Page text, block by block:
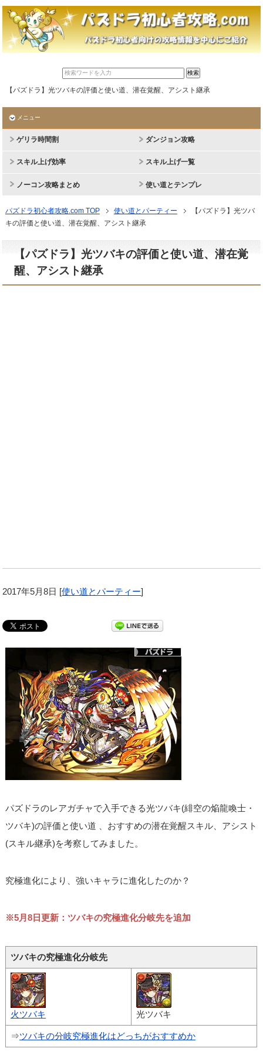
【パズドラ】光ツバキの評価と使い道、潜在覚醒、アシスト継承
メニュー
ゲリラ時間割 ダンジョン攻略
スキル上げ効率 スキル上げ一覧
ノーコン攻略まとめ 使い道とテンプレ
パズドラ初心者攻略.com TOP 使い道とパーティー
【パズドラ】光ツバ
キの評価と使い道、潜在覚醒、アシスト継承
【パズドラ】光ツバキの評価と使い道、潜在覚
醒、アシスト継承
2017年5月8日 [使い道とパーティー]
パズドラのレアガチャで入手できる光ツバキ(緋空の焔龍喚士・
ツバキ)の評価と使い道 、おすすめの潜在覚醒スキル、アシスト
(スキル継承)を考察してみました。
究極進化により、強いキャラに進化したのか？
※5月8日更新：ツバキの究極進化分岐先を追加
ツバキの究極進化分岐先
火ツバキ 光ツバキ
⇒ツバキの分岐究極進化はどっちがおすすめか